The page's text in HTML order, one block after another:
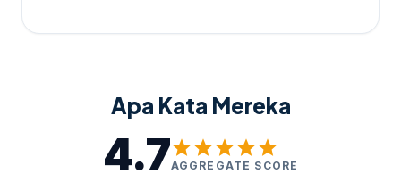
Apa Kata Mereka
4.7starstarstarstarstar
AGGREGATE SCORE